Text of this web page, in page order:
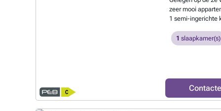
om een nieuw
meer informatie
vandaag nog
zeer mooi
1 semi-ingerichte
en 1 berging.
Contacteer ons
1 slaapkamer(s)